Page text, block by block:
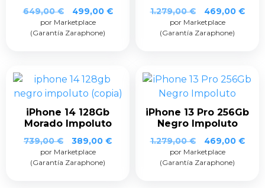
649,00€ 499,00 €
por Marketplace
(Garantía Zaraphone)
1.279,00€ 469,00 €
por Marketplace
(Garantía Zaraphone)
iPhone 14 128Gb
Morado Impoluto
739,00€ 389,00 €
por Marketplace
(Garantía Zaraphone)
iPhone 13 Pro 256Gb
Negro Impoluto
1.279,00€ 469,00 €
por Marketplace
(Garantía Zaraphone)